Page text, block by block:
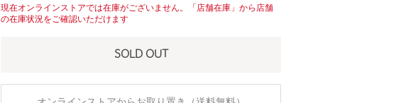
現在オンラインストアでは在庫がございません。「店舗在庫」から店舗
の在庫状況をご確認いただけます
SOLD OUT